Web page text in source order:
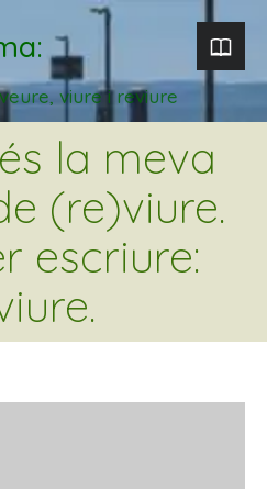
viure i reviure
la meva
(re)viure.
escriure: